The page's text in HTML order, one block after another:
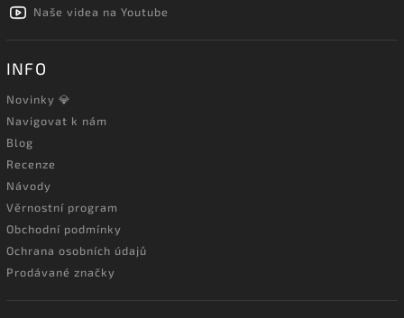
Naše videa na Youtube
INFO
Novinky 💎
Navigovat k nám
Blog
Recenze
Návody
Věrnostní program
Obchodní podmínky
Ochrana osobních údajů
Prodávané značky